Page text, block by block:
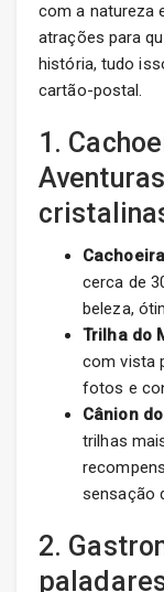
com a natureza
atrações para
história, tudo
cartão-postal.
1.
cerca de
beleza,
Trilha do
com vista
fotos e
Cânion
trilhas
sensação
2.